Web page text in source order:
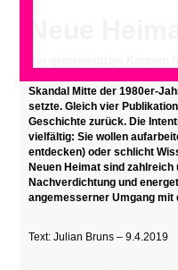
Skandal Mitte der 1980er-
setzte. Gleich vier
Geschichte zurück. Die
vielfältig: Sie wollen
entdecken) oder schlicht
Neuen Heimat sind
Nachverdichtung und
angemesserner Umgang mit
Text: Julian Bruns – 9.4.2019